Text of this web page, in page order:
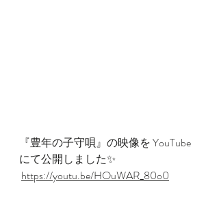
『豊年の子守唄』の映像を YouTube
にて公開しました✨
https://youtu.be/HOuWAR_80o0